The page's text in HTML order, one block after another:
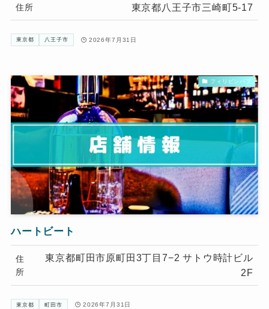
住所 東京都八王子市三崎町5-17
東京都 八王子市 2026年7月31日
フィリピンパブ
ハートビート
住
所
東京都町田市原町田3丁目7−2 サトウ時計ビル
2F
東京都 町田市 2026年7月31日